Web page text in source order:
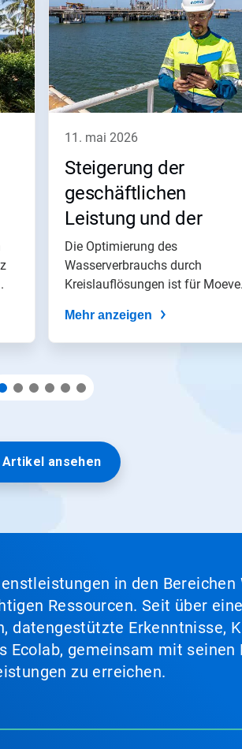
11. mai 2026
Steigerung der
geschäftlichen
Leistung und der
im Moeve’s San Roque
Energy Park
Die Optimierung des
Wasserverbrauchs durch
Kreislauflösungen ist für Moeve
Mehr anzeigen
ansehen
in den Bereichen
Ressourcen. Seit über
Erkenntnisse,
gemeinsam mit seinen
zu erreichen.